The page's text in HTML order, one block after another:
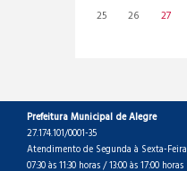
25
26 27
Prefeitura Municipal de Alegre
27.174.101/0001-35
Atendimento de Segunda à Sexta-Feira
07:30 às 11:30 horas / 13:00 às 17:00 horas